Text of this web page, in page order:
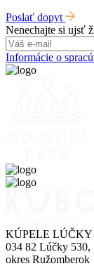
Poslať dopyt
Nenechajte si ujsť
Informácie o
KÚPELE LÚČKY
034 82 Lúčky 530,
okres Ružomberok